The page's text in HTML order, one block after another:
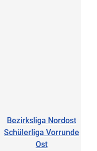
Bezirksliga Nordost
Schülerliga Vorrunde
Ost